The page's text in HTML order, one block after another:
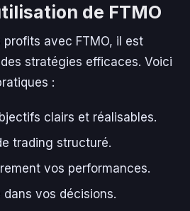
de FTMO
profits avec FTMO, il est
stratégies efficaces. Voici
:
clairs et réalisables.
trading structuré.
vos performances.
dans vos décisions.